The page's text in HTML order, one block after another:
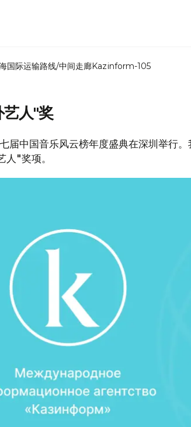
国际运输路线/中间走廊Kazinform-105
人"奖
届中国音乐风云榜年度盛典在深圳举行。
人"奖项。